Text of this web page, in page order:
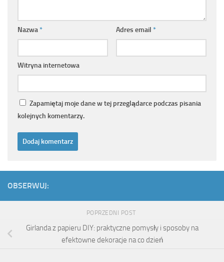
Nazwa* Adres email *
Witryna internetowa
Zapamiętaj moje dane w tej przeglądarce podczas pisania
kolejnych komentarzy.
OBSERWUJ:
POPRZEDNI POST
Girlanda z papieru DIY: praktyczne pomysły i sposoby na
efektowne dekoracje na co dzień